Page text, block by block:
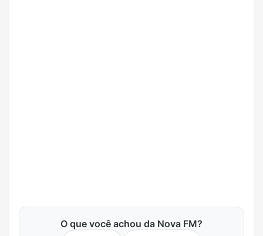
O que você achou da Nova FM?